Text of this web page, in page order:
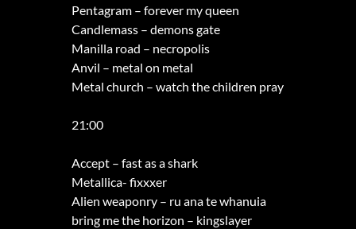
Pentagram – forever my queen
Candlemass – demons gate
Manilla road – necropolis
Anvil – metal on metal
Metal church – watch the children pray
21:00
Accept – fast as a shark
Metallica- fixxxer
Alien weaponry – ru ana te whanuia
bring me the horizon – kingslayer